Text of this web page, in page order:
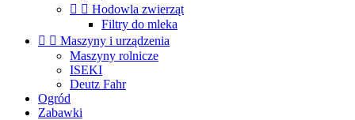
  Hodowla zwierząt
Filtry do mleka
  Maszyny i urządzenia
Maszyny rolnicze
ISEKI
Deutz Fahr
Ogród
Zabawki